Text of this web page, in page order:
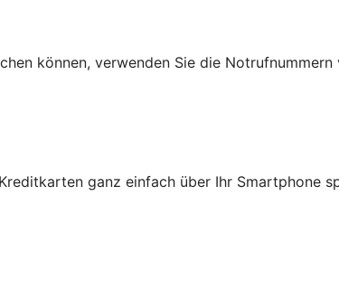
können, verwenden Sie die
ganz einfach über Ihr Smartphone